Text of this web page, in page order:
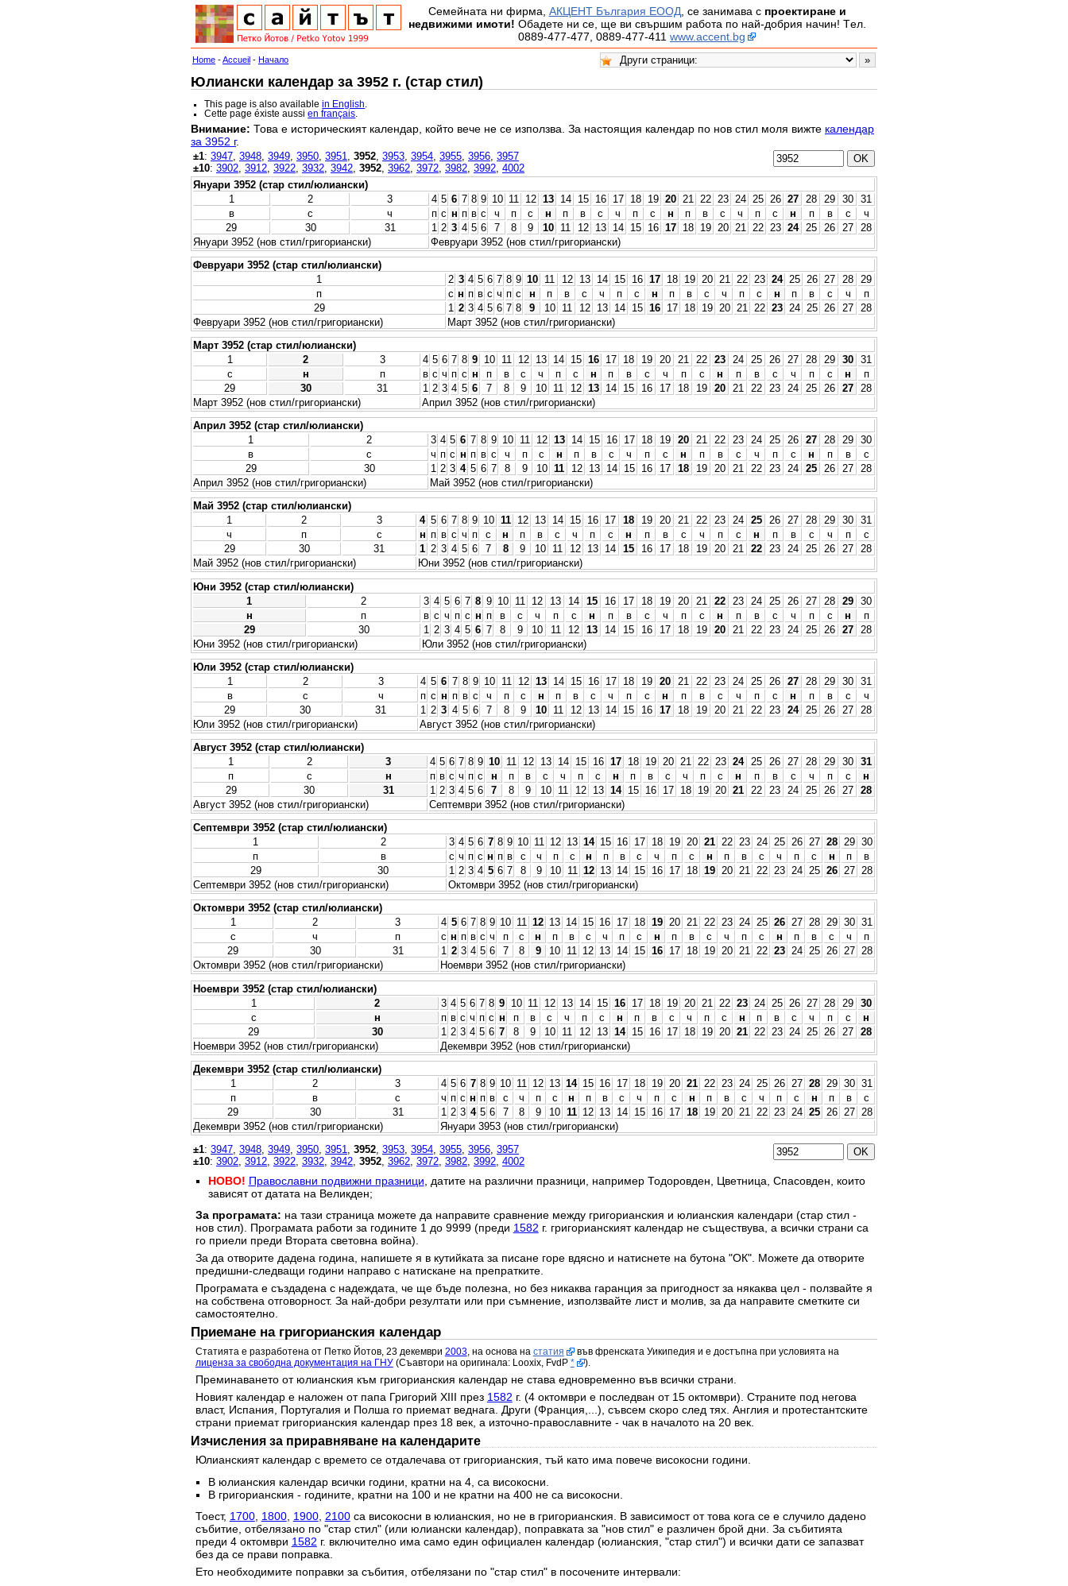
Семейната ни фирма, АКЦЕНТ България ЕООД, се занимава с проектиране и
недвижими имоти! Обадете ни се, ще ви свършим работа по най-добрия начин! Tел.
0889-477-477, 0889-477-411 www.accent.bg
Home -Accueil - Начало
Юлиански календар за 3952 г. (стар стил)
This page is also availablein English
Cette page éxiste aussien français
Внимание: Това е историческият календар, който вече не се използва. За настоящия календар по нов стил моля вижте календар
за 3952 г.
±1: 3947 3948 3949 3950 3951 3952 3953 3954 3955 3956 3957
±10: 3902 3912 3922 3932 3942 3952 3962 3972 3982 3992 4002
Януари 3952 (стар стил/юлиански)
1
2 3 4 5 6 7 8 9 10 11 12 13 14 15 16 17 18 19 20 21 22 23 24 25 26 27 28 29 30 31
в
с ч п с н п в с ч п с н п в с ч п с н п в с ч п с н п в с
ч
29
30 31 1 2 3 4 5 6 7 8 9 10 11 12 13 14 15 16 17 18 19 20 21 22 23 24 25 26 27
28
Януари 3952 (нов стил/григориански)
Февруари 3952 (нов стил/григориански)
Февруари 3952 (стар стил/юлиански)
1
2 3 4 5 6 7 8 9 10 11 12 13 14 15 16 17 18 19 20 21 22 23 24 25 26 27 28
29
п
с н п в с ч п с н п в с ч п с н п в с ч п с н п в с ч
п
29
1 2 3 4 5 6 7 8 9 10 11 12 13 14 15 16 17 18 19 20 21 22 23 24 25 26 27
28
Февруари 3952 (нов стил/григориански)
Март 3952 (нов стил/григориански)
Март 3952 (стар стил/юлиански)
1
2 3 4 5 6 7 8 9 10 11 12 13 14 15 16 17 18 19 20 21 22 23 24 25 26 27 28 29 30 31
с
н п в с ч п с н п в с ч п с н п в с ч п с н п в с ч п с н
п
29
30 31 1 2 3 4 5 6 7 8 9 10 11 12 13 14 15 16 17 18 19 20 21 22 23 24 25 26 27 28
Март 3952 (нов стил/григориански)
Април 3952 (нов стил/григориански)
Април 3952 (стар стил/юлиански)
1
2 3 4 5 6 7 8 9 10 11 12 13 14 15 16 17 18 19 20 21 22 23 24 25 26 27 28 29 30
в
с ч п с н п в с ч п с н п в с ч п с н п в с ч п с н п в
с
29
30 1 2 3 4 5 6 7 8 9 10 11 12 13 14 15 16 17 18 19 20 21 22 23 24 25 26 27 28
Април 3952 (нов стил/григориански)
Май 3952 (нов стил/григориански)
Май 3952 (стар стил/юлиански)
1
2 3 4 5 6 7 8 9 10 11 12 13 14 15 16 17 18 19 20 21 22 23 24 25 26 27 28 29 30 31
ч
п с н п в с ч п с н п в с ч п с н п в с ч п с н п в с ч п
с
29
30 31 1 2 3 4 5 6 7 8 9 10 11 12 13 14 15 16 17 18 19 20 21 22 23 24 25 26 27 28
Май 3952 (нов стил/григориански)
Юни 3952 (нов стил/григориански)
Юни 3952 (стар стил/юлиански)
1
2 3 4 5 6 7 8 9 10 11 12 13 14 15 16 17 18 19 20 21 22 23 24 25 26 27 28 29 30
н
п в с ч п с н п в с ч п с н п в с ч п с н п в с ч п с н
п
29
30 1 2 3 4 5 6 7 8 9 10 11 12 13 14 15 16 17 18 19 20 21 22 23 24 25 26 27
28
Юни 3952 (нов стил/григориански)
Юли 3952 (нов стил/григориански)
Юли 3952 (стар стил/юлиански)
1
2 3 4 5 6 7 8 9 10 11 12 13 14 15 16 17 18 19 20 21 22 23 24 25 26 27 28 29 30 31
в
с ч п с н п в с ч п с н п в с ч п с н п в с ч п с н п в с
ч
29
30 31 1 2 3 4 5 6 7 8 9 10 11 12 13 14 15 16 17 18 19 20 21 22 23 24 25 26 27
28
Юли 3952 (нов стил/григориански)
Август 3952 (нов стил/григориански)
Август 3952 (стар стил/юлиански)
1
2 3 4 5 6 7 8 9 10 11 12 13 14 15 16 17 18 19 20 21 22 23 24 25 26 27 28 29 30 31
п
с н п в с ч п с н п в с ч п с н п в с ч п с н п в с ч п с
н
29
30 31 1 2 3 4 5 6 7 8 9 10 11 12 13 14 15 16 17 18 19 20 21 22 23 24 25 26 27 28
Август 3952 (нов стил/григориански)
Септември 3952 (нов стил/григориански)
Септември 3952 (стар стил/юлиански)
1
2 3 4 5 6 7 8 9 10 11 12 13 14 15 16 17 18 19 20 21 22 23 24 25 26 27 28 29 30
п
в с ч п с н п в с ч п с н п в с ч п с н п в с ч п с н п
в
29
30 1 2 3 4 5 6 7 8 9 10 11 12 13 14 15 16 17 18 19 20 21 22 23 24 25 26 27 28
Септември 3952 (нов стил/григориански)
Октомври 3952 (нов стил/григориански)
Октомври 3952 (стар стил/юлиански)
1
2 3 4 5 6 7 8 9 10 11 12 13 14 15 16 17 18 19 20 21 22 23 24 25 26 27 28 29 30 31
с
ч п с н п в с ч п с н п в с ч п с н п в с ч п с н п в с ч
п
29
30 31 1 2 3 4 5 6 7 8 9 10 11 12 13 14 15 16 17 18 19 20 21 22 23 24 25 26 27 28
Октомври 3952 (нов стил/григориански)
Ноември 3952 (нов стил/григориански)
Ноември 3952 (стар стил/юлиански)
1
2 3 4 5 6 7 8 9 10 11 12 13 14 15 16 17 18 19 20 21 22 23 24 25 26 27 28 29 30
с
н п в с ч п с н п в с ч п с н п в с ч п с н п в с ч п с
н
29
30 1 2 3 4 5 6 7 8 9 10 11 12 13 14 15 16 17 18 19 20 21 22 23 24 25 26 27 28
Ноември 3952 (нов стил/григориански)
Декември 3952 (нов стил/григориански)
Декември 3952 (стар стил/юлиански)
1
2 3 4 5 6 7 8 9 10 11 12 13 14 15 16 17 18 19 20 21 22 23 24 25 26 27 28 29 30 31
п
в с ч п с н п в с ч п с н п в с ч п с н п в с ч п с н п в
с
29
30 31 1 2 3 4 5 6 7 8 9 10 11 12 13 14 15 16 17 18 19 20 21 22 23 24 25 26 27
28
Декември 3952 (нов стил/григориански)
Януари 3953 (нов стил/григориански)
±1: 3947 3948 3949 3950 3951 3952 3953 3954 3955 3956 3957
±10: 3902 3912 3922 3932 3942 3952 3962 3972 3982 3992 4002
НОВО! Православни подвижни празници , датите на различни празници, например Тодоровден, Цветница, Спасовден, които
зависят от датата на Великден;
За програмата: на тази страница можете да направите сравнение между григорианския и юлианския календари (стар стил -
нов стил). Програмата работи за годините 1 до 9999 (преди 1582 г. григорианският календар не съществува, а всички страни са
го приели преди Втората световна война).
За да отворите дадена година, напишете я в кутийката за писане горе вдясно и натиснете на бутона "ОК". Можете да отворите
предишни-следващи години направо с натискане на препратките.
Програмата е създадена с надеждата, че ще бъде полезна, но без никаква гаранция за пригодност за някаква цел - ползвайте я
на собствена отговорност. За най-добри резултати или при съмнение, използвайте лист и молив, за да направите сметките си
самостоятелно.
Приемане на григорианския календар
Статията е разработена от Петко Йотов, 23 декември 2003, на основа на статия
във френската Уикипедия и е достъпна при условията на
лиценза за свободна документация на ГНУ(Съавтори на оригинала: Looxix, FvdP * ).
Преминаването от юлианския към григорианския календар не става едновременно във всички страни.
Новият календар е наложен от папа Григорий XIII през 1582 г. (4 октомври е последван от 15 октомври). Страните под негова
власт, Испания, Португалия и Полша го приемат веднага. Други (Франция,...), съвсем скоро след тях. Англия и протестантските
страни приемат григорианския календар през 18 век, а източно-православните - чак в началото на 20 век.
Изчисления за приравняване на календарите
Юлианският календар с времето се отдалечава от григорианския, тъй като има повече високосни години.
В юлианския календар всички години, кратни на 4, са високосни.
В григорианския - годините, кратни на 100 и не кратни на 400 не са високосни.
Тоест, 1700, 1800, 1900, 2100са високосни в юлианския, но не в григорианския. В зависимост от това кога се е случило дадено
събитие, отбелязано по "стар стил" (или юлиански календар), поправката за "нов стил" е различен брой дни. За събитията
преди 4 октомври 1582 г. включително има само един официален календар (юлианския, "стар стил") и всички дати се запазват
без да се прави поправка.
Ето необходимите поправки за събития, отбелязани по "стар стил" в посочените интервали: